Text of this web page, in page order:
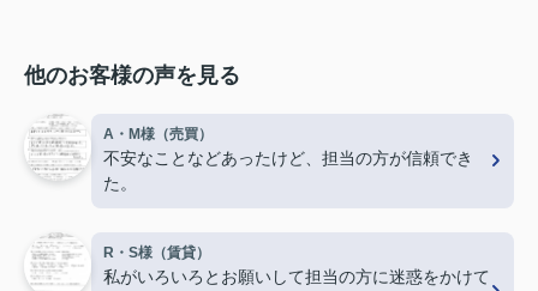
他のお客様の声を見る
A・M様（売買）
不安なことなどあったけど、担当の方が信頼でき
た。
R・S様（賃貸）
私がいろいろとお願いして担当の方に迷惑をかけて